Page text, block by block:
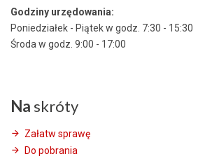
Godziny urzędowania:
Poniedziałek - Piątek w godz. 7:30 - 15:30
Środa w godz. 9:00 - 17:00
Na skróty
Załatw sprawę
Do pobrania